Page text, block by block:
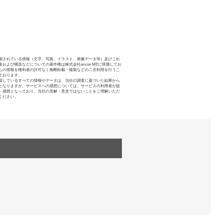
されている情報（文字、写真、イラスト、画像データ等）及びこれ
および構造などについての著作権は株式会社oricon MEに帰属してお
の情報を権利者の許可なく無断転載・複製などの二次利用を行うこ
おります。
しているすべての情報やデータは、当社の調査に基づいた結果から
なりますが、サービスへの感想については、サービスの利用者が提
感想となっており、当社の見解・意見ではないことをご理解いただ
ださい。